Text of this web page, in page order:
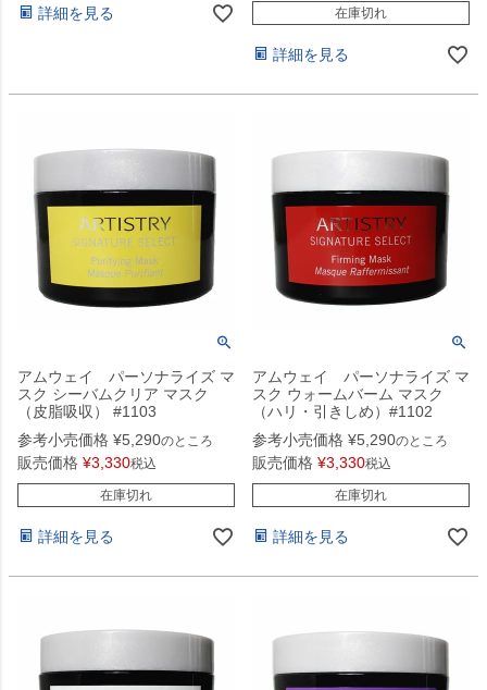
詳細を見る 在庫切れ
詳細を見る
アムウェイ パーソナライズ マ
スク シーバムクリア マスク
（皮脂吸収） #1103
参考小売価格 ¥5,290のところ
販売価格 ¥3,330税込
在庫切れ
詳細を見る
アムウェイ パーソナライズ マ
スク ウォームバーム マスク
（ハリ・引きしめ）#1102
参考小売価格 ¥5,290のところ
販売価格 ¥3,330税込
在庫切れ
詳細を見る